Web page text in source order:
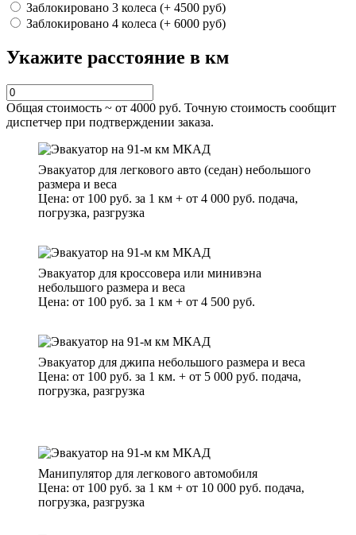
Заблокировано 3 колеса (+ 4500 руб)
Заблокировано 4 колеса (+ 6000 руб)
Укажите расстояние в км
Общая стоимость ~ от 4000 руб. Точную стоимость сообщит
диспетчер при подтверждении заказа.
Эвакуатор для легкового авто (седан) небольшого
размера и веса
Цена: от 100 руб. за 1 км + от 4 000 руб. подача,
погрузка, разгрузка
Эвакуатор для кроссовера или минивэна
небольшого размера и веса
Цена: от 100 руб. за 1 км + от 4 500 руб.
Эвакуатор для джипа небольшого размера и веса
Цена: от 100 руб. за 1 км. + от 5 000 руб. подача,
погрузка, разгрузка
Манипулятор для легкового автомобиля
Цена: от 100 руб. за 1 км + от 10 000 руб. подача,
погрузка, разгрузка